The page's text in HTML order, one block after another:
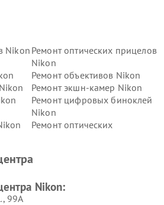
Nikon Ремонт оптических прицелов
Nikon
Ремонт объективов Nikon
Ремонт экшн-камер Nikon
Ремонт цифровых биноклей
Nikon
Ремонт оптических
Nikon:
99А